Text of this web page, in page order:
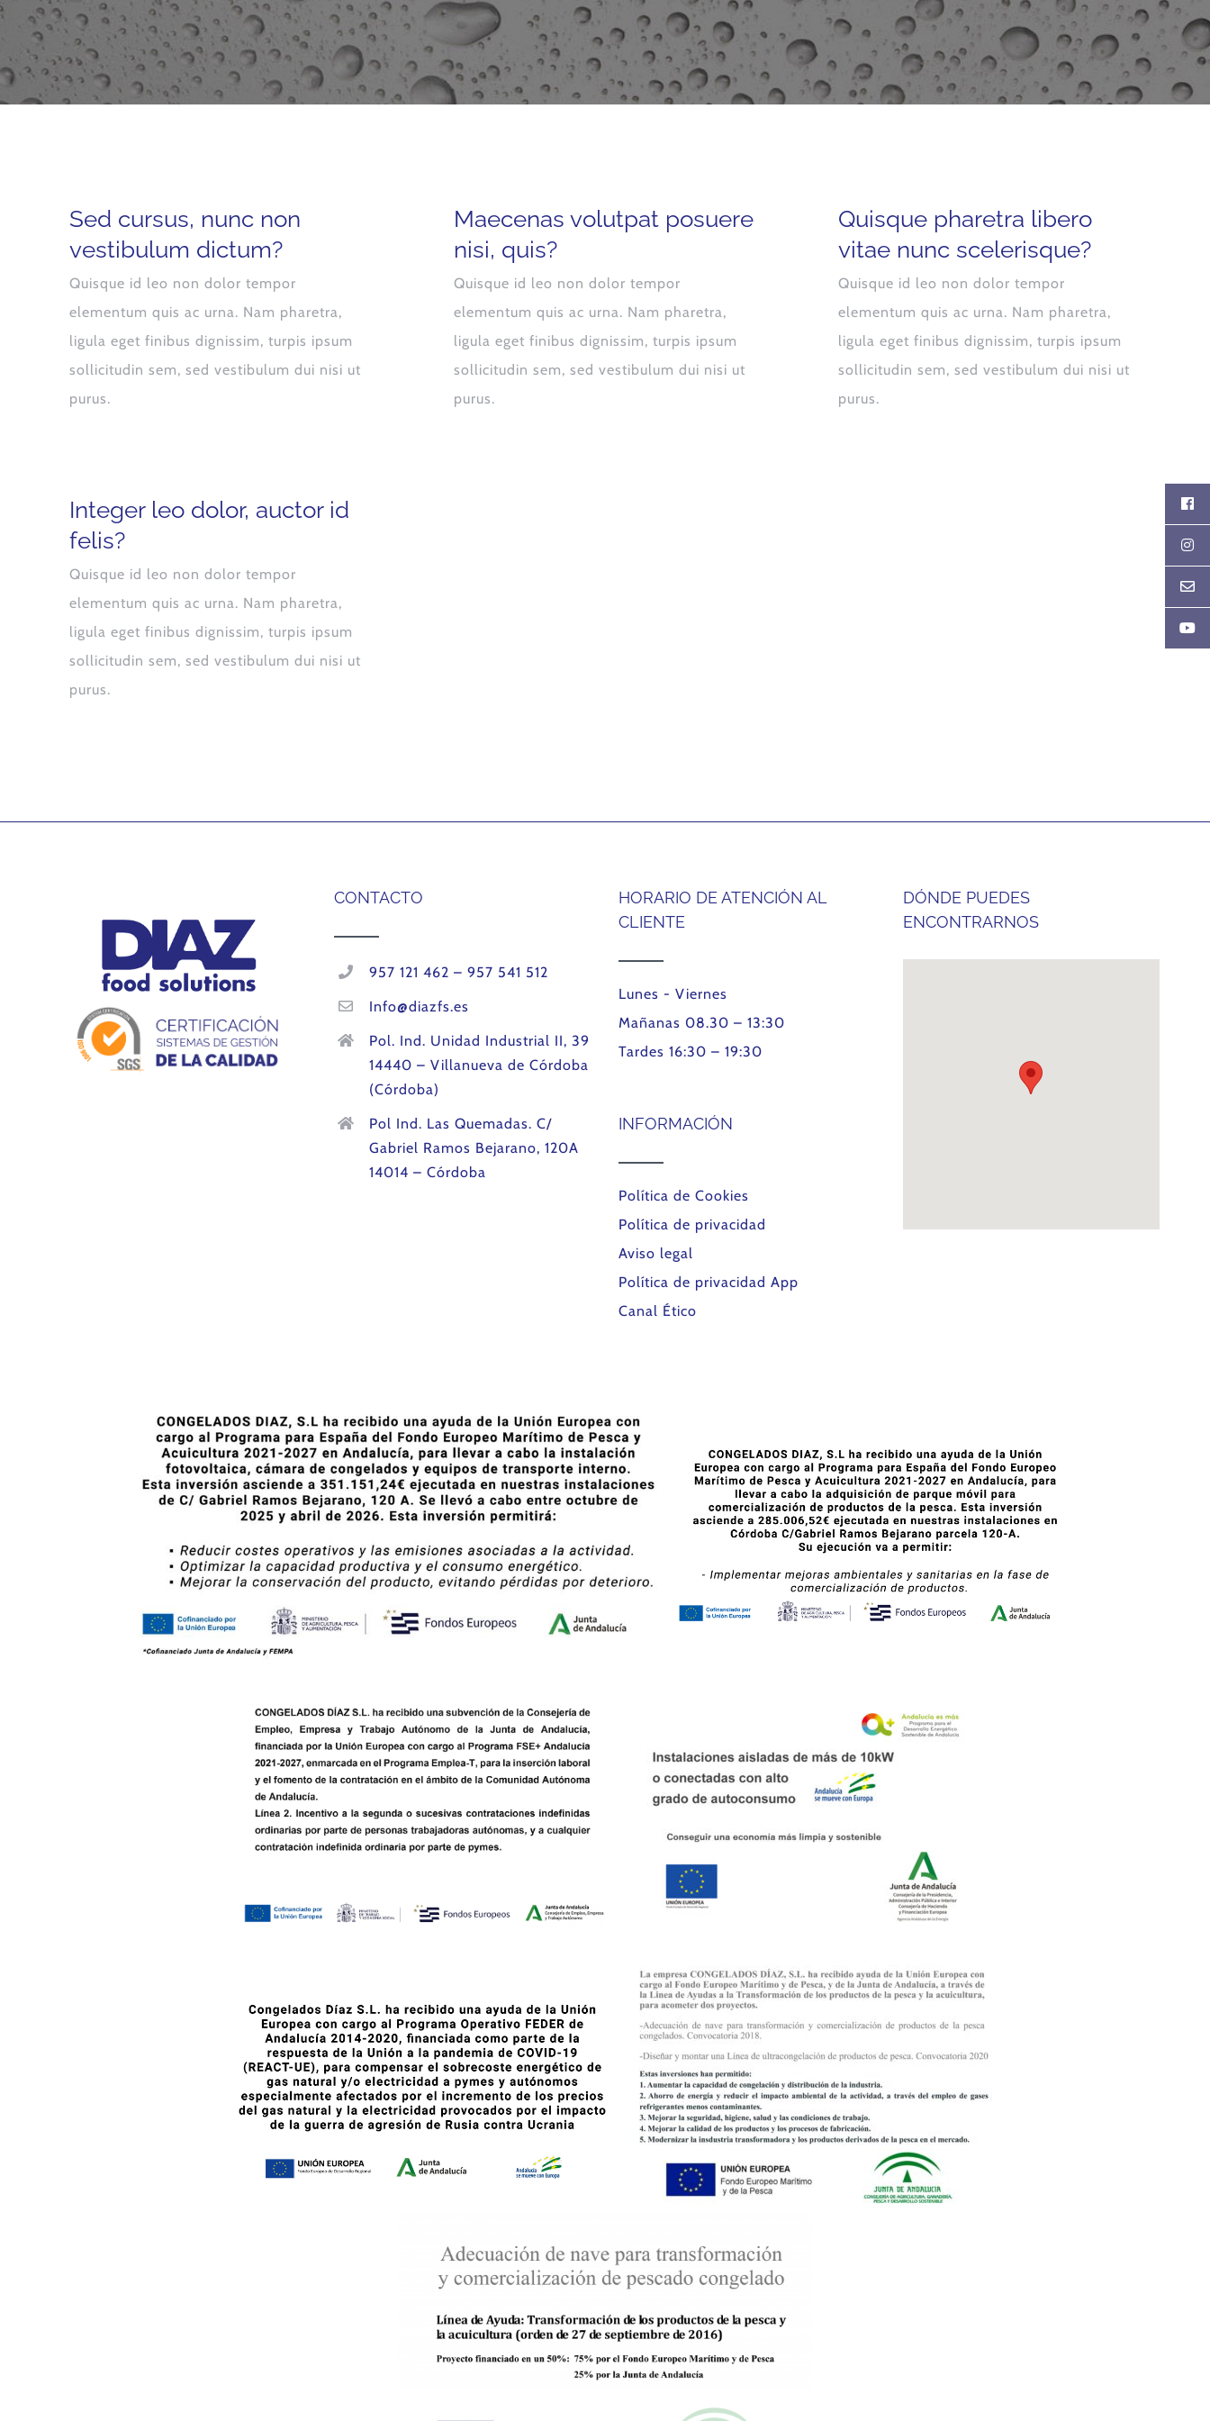
Sed cursus, nunc non
vestibulum dictum?
Quisque id leo non dolor tempor
elementum quis ac urna. Nam pharetra,
ligula eget finibus dignissim, turpis ipsum
sollicitudin sem, sed vestibulum dui nisi ut
purus.
Maecenas volutpat posuere
nisi, quis?
Quisque id leo non dolor tempor
elementum quis ac urna. Nam pharetra,
ligula eget finibus dignissim, turpis ipsum
sollicitudin sem, sed vestibulum dui nisi ut
purus.
Quisque pharetra libero
vitae nunc scelerisque?
Quisque id leo non dolor tempor
elementum quis ac urna. Nam pharetra,
ligula eget finibus dignissim, turpis ipsum
sollicitudin sem, sed vestibulum dui nisi ut
purus.
Integer leo dolor, auctor id
felis?
Quisque id leo non dolor tempor
elementum quis ac urna. Nam pharetra,
ligula eget finibus dignissim, turpis ipsum
sollicitudin sem, sed vestibulum dui nisi ut
purus.
CONTACTO
957 121 462 – 957 541 512
Info@diazfs.es
Pol. Ind. Unidad Industrial II, 39
14440 – Villanueva de Córdoba
(Córdoba)
Pol Ind. Las Quemadas. C/
Gabriel Ramos Bejarano, 120A
14014 – Córdoba
HORARIO DE ATENCIÓN AL
CLIENTE
Lunes - Viernes
Mañanas 08.30 – 13:30
Tardes 16:30 – 19:30
INFORMACIÓN
Política de Cookies
Política de privacidad
Aviso legal
Política de privacidad App
Canal Ético
DÓNDE PUEDES
ENCONTRARNOS